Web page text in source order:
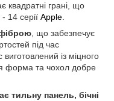
квадратні грані, що
14 серії Apple.
, що забезпечує
під час
із міцного
форма та чохол добре
тильну панель, бічні